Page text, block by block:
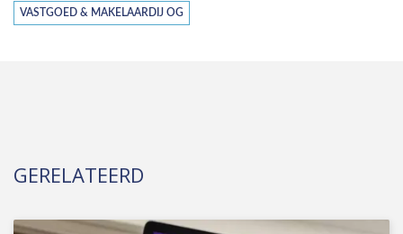
VASTGOED & MAKELAARDIJ OG
GERELATEERD